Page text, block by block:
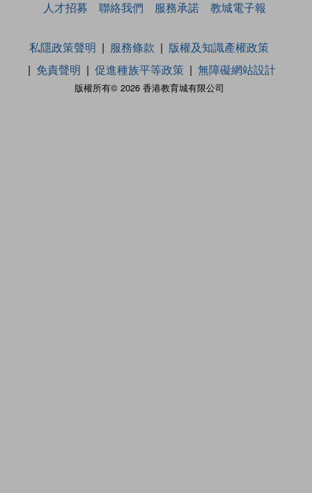
人才招募
聯絡我們 服務承諾 教城電子報
版權所有© 2026 香港教育城有限公司
私隱政策聲明 服務條款
版權及知識產權政策
免責聲明
促進種族平等政策 無障礙網站設計